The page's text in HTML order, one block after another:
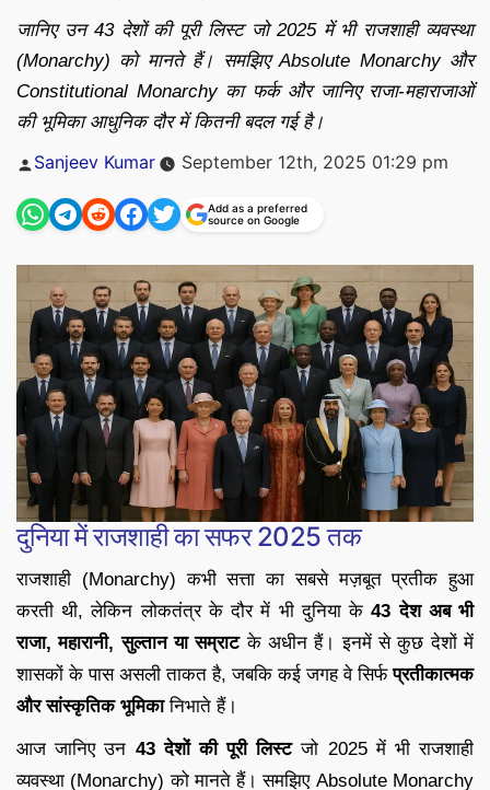
जानिए उन 43 देशों की पूरी लिस्ट जो 2025 में भी राजशाही व्यवस्था
(Monarchy) को मानते हैं। समझिए Absolute Monarchy और
Constitutional Monarchy का फर्क और जानिए राजा-महाराजाओं
की भूमिका आधुनिक दौर में कितनी बदल गई है।
Posted
Sanjeev Kumar September 12th, 2025 01:29 pm
Add as a preferred
source on Google
दुनिया में राजशाही का सफर 2025 तक
राजशाही (Monarchy) कभी सत्ता का सबसे मज़बूत प्रतीक हुआ
करती थी, लेकिन लोकतंत्र के दौर में भी दुनिया के43 देश अब भी
राजा, महारानी, सुल्तान या सम्राटके अधीन हैं। इनमें से कुछ देशों में
शासकों के पास असली ताकत है, जबकि कई जगह वे सिर्फप्रतीकात्मक
और सांस्कृतिक भूमिकानिभाते हैं।
आज जानिए उन 43 देशों की पूरी लिस्टजो 2025 में भी राजशाही
व्यवस्था (Monarchy) को मानते हैं। समझिए Absolute Monarchy